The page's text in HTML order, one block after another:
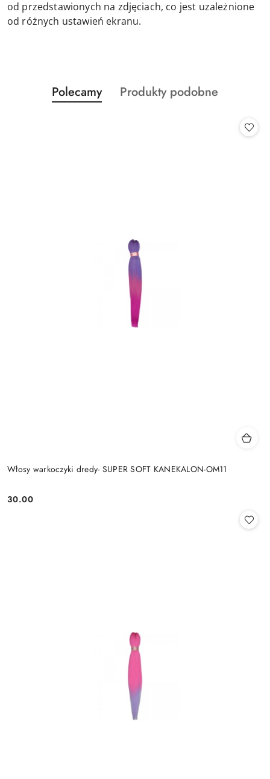
od przedstawionych na zdjęciach, co jest uzależnione
od różnych ustawień ekranu.
Pomiń karuzelę produktów
Produkty
o
Polecamy
Produkty
Produkty podobne
Włosy warkoczyki dredy- SUPER SOFT KANEKALON-OM11
Cena:
30.00